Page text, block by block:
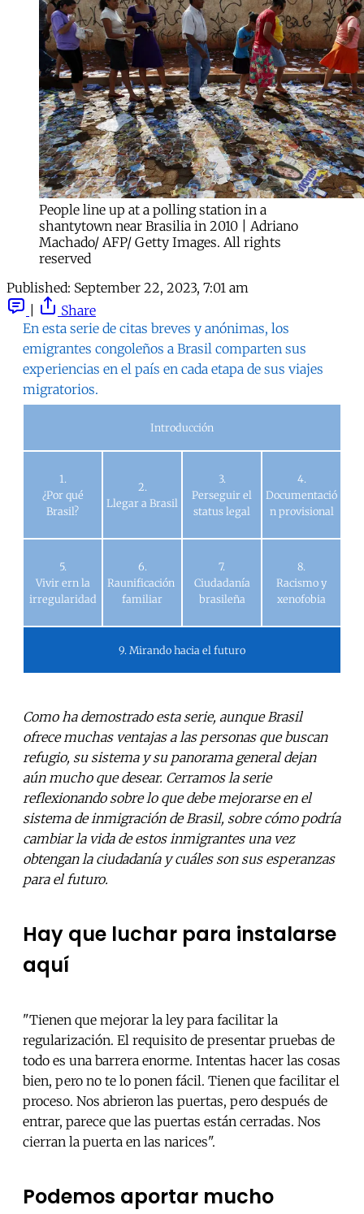
People line up at a polling station in a
shantytown near Brasilia in 2010 | Adriano
Machado/ AFP/ Getty Images. All rights
reserved
Published: September 22, 2023, 7:01 am
Share
En esta serie de citas breves y anónimas, los
emigrantes congoleños a Brasil comparten sus
experiencias en el país en cada etapa de sus viajes
migratorios.
Introducción
1.
¿Por qué
Brasil?
2.
Llegar a Brasil
3.
Perseguir el
status legal
4.
Documentació
n provisional
5.
Vivir ern la
irregularidad
6.
Raunificación
familiar
7.
Ciudadanía
brasileña
8.
Racismo y
xenofobia
9. Mirando hacia el futuro
Como ha demostrado esta serie, aunque Brasil
ofrece muchas ventajas a las personas que buscan
refugio, su sistema y su panorama general dejan
aún mucho que desear. Cerramos la serie
reflexionando sobre lo que debe mejorarse en el
sistema de inmigración de Brasil, sobre cómo podría
cambiar la vida de estos inmigrantes una vez
obtengan la ciudadanía y cuáles son sus esperanzas
para el futuro.
Hay que luchar para instalarse
aquí
"Tienen que mejorar la ley para facilitar la
regularización. El requisito de presentar pruebas de
todo es una barrera enorme. Intentas hacer las cosas
bien, pero no te lo ponen fácil. Tienen que facilitar el
proceso. Nos abrieron las puertas, pero después de
entrar, parece que las puertas están cerradas. Nos
cierran la puerta en las narices".
Podemos aportar mucho